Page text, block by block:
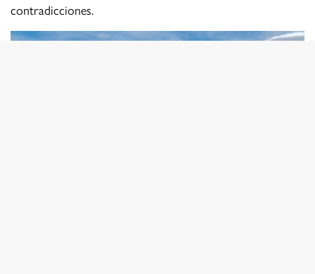
contradicciones.